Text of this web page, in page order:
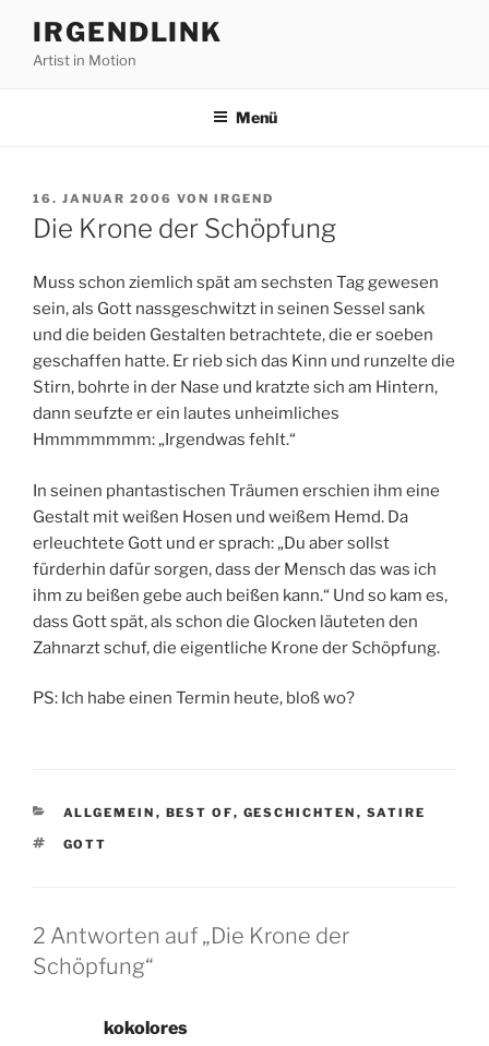
Inhalt
springen
IRGENDLINK
Artist in Motion
Menü
VERÖFFENTLICHT
AM
16. JANUAR 2006 VON IRGEND
Die Krone der Schöpfung
Muss schon ziemlich spät am sechsten Tag gewesen
sein, als Gott nassgeschwitzt in seinen Sessel sank
und die beiden Gestalten betrachtete, die er soeben
geschaffen hatte. Er rieb sich das Kinn und runzelte die
Stirn, bohrte in der Nase und kratzte sich am Hintern,
dann seufzte er ein lautes unheimliches
Hmmmmmmm: „Irgendwas fehlt.“
In seinen phantastischen Träumen erschien ihm eine
Gestalt mit weißen Hosen und weißem Hemd. Da
erleuchtete Gott und er sprach: „Du aber sollst
fürderhin dafür sorgen, dass der Mensch das was ich
ihm zu beißen gebe auch beißen kann.“ Und so kam es,
dass Gott spät, als schon die Glocken läuteten den
Zahnarzt schuf, die eigentliche Krone der Schöpfung.
PS: Ich habe einen Termin heute, bloß wo?
KATEGORIEN
ALLGEMEIN , BEST OF, GESCHICHTEN , SATIRE
SCHLAGWÖRTER
GOTT
2 Antworten auf „Die Krone der
Schöpfung“
kokolores